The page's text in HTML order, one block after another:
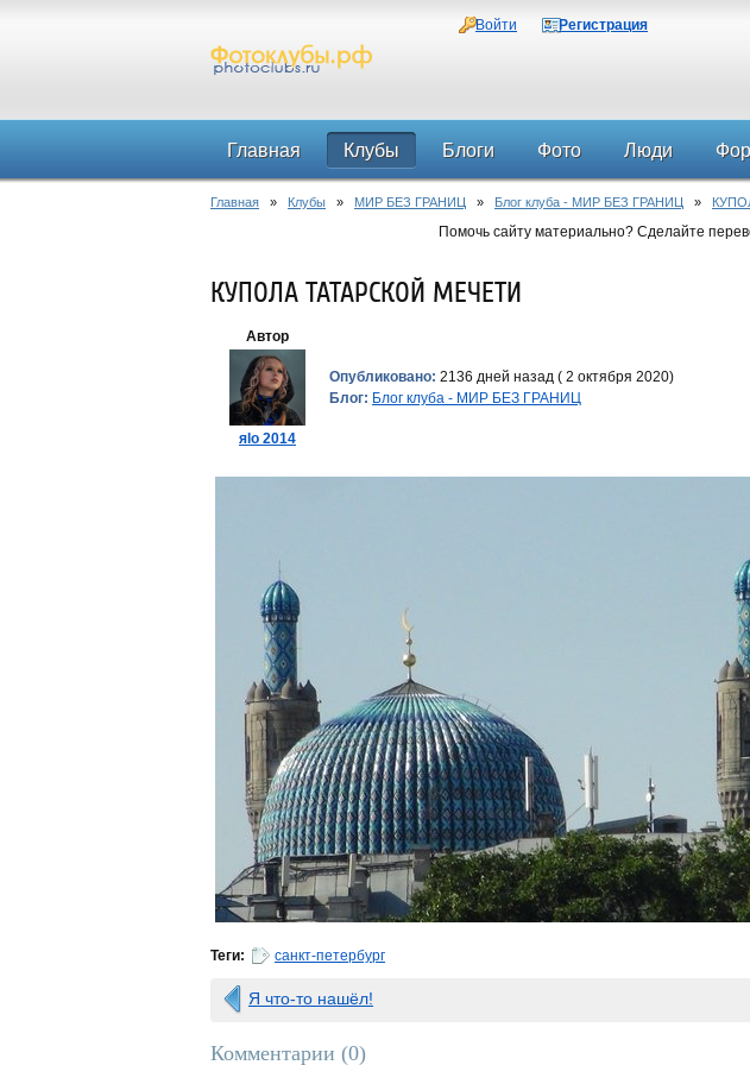
Войти Регистрация
Главная Клубы Блоги Фото Люди
Главная » Клубы » МИР БЕЗ ГРАНИЦ » Блог клуба - МИР БЕЗ ГРАНИЦ »
Помочь сайту материально? Сделайте
КУПОЛА ТАТАРСКОЙ МЕЧЕТИ
Автор
яlo 2014
Опубликовано: 2136 дней назад ( 2 октября 2020)
Блог: Блог клуба - МИР БЕЗ ГРАНИЦ
Теги: санкт-петербург
Я что-то нашёл!
Комментарии (0)